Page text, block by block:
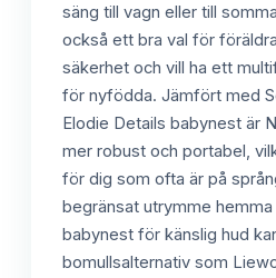
säng till vagn eller till
också ett bra val för
säkerhet och vill ha ett
för nyfödda. Jämfört med
Elodie Details babynest är
mer robust och portabel,
för dig som ofta är på
begränsat utrymme
babynest för känslig hud
bomullsalternativ som